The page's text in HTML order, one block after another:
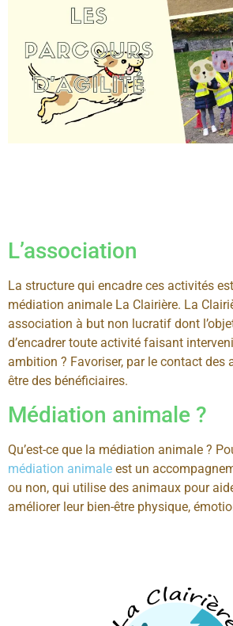
L’association
La structure qui encadre ces activités
médiation animale La Clairière. La
association à but non lucratif dont
d’encadrer toute activité faisant
ambition ? Favoriser, par le contact des
être des bénéficiaires.
Médiation animale ?
Qu’est-ce que la médiation animale ?
médiation animale est un
ou non, qui utilise des animaux pour
améliorer leur bien-être physique,